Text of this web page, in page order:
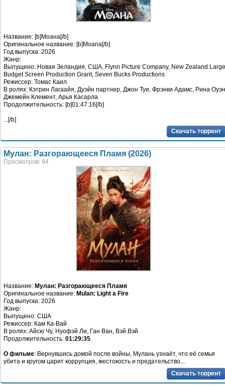
Название: [b]Моана[/b]
Оригинальное название: [b]Moana[/b]
Год выпуска: 2026
Жанр:
Выпущено: Новая Зеландия, США, Flynn Picture Company, New Zealand Large
Budget Screen Production Grant, Seven Bucks Productions
Режиссер: Томас Каил
В ролях: Кэтрин Лагаайя, Дуэйн партнер, Джон Туи, Фрэнки Адамс, Рина
Джемейн Клемент, Арья Касарла
Продолжительность: [b]01:47:16[/b]
...[/b]
Скачать торрент
Мулан: Разгорающееся Пламя (2026)
Просмотров: 94
Название: Мулан: Разгорающееся Пламя
Оригинальное название: Mulan: Light a Fire
Год выпуска: 2026
Жанр:
Выпущено: США
Режиссер: Кам Ка-Вай
В ролях: Айсю Чу, Нуофэй Ли, Ган Ван, Вэй Вэй
Продолжительность: 01:29:35
О фильме: Вернувшись домой после войны, Мулань узнаёт, что её семья
убита и кругом царит коррупция, жестокость и предательство...
Скачать торрент